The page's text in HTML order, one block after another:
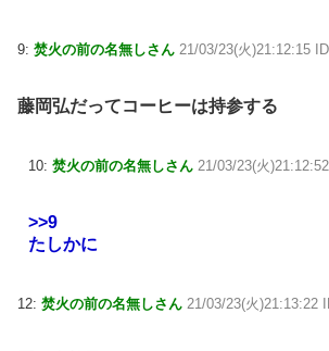
9: 焚火の前の名無しさん 21/03/23(火)21:12:15
藤岡弘だってコーヒーは持参する
10: 焚火の前の名無しさん 21/03/23(火)21:12:52
>>9
たしかに
12: 焚火の前の名無しさん 21/03/23(火)21:13:22